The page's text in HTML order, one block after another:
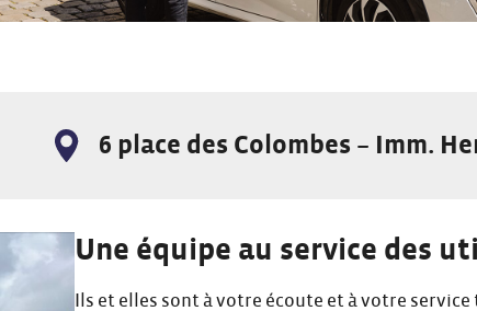
Adresse :6 place des Colombes – Imm.
Une équipe au service des
Ils et elles sont à votre écoute et à votre